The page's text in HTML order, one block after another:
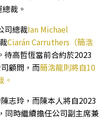
裁。
司總裁Ian Michael
Ciarán Carruthers（簡浩
待高哲恆當前合約於2023
顧問，而簡浩龍則將自10
。
志玲，而陳本人將自2023
同時繼續擔任公司副主席兼